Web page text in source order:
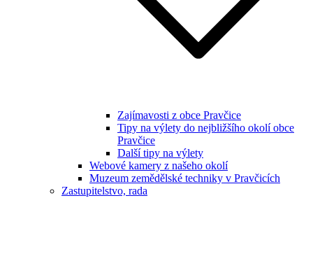
Zajímavosti z obce Pravčice
Tipy na výlety do nejbližšího okolí obce
Pravčice
Další tipy na výlety
Webové kamery z našeho okolí
Muzeum zemědělské techniky v Pravčicích
Zastupitelstvo, rada